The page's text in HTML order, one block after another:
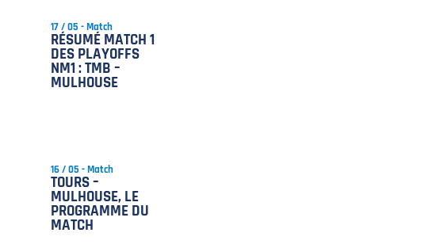
17 / 05 - Match
RÉSUMÉ MATCH 1
DES PLAYOFFS
NM1 : TMB –
MULHOUSE
16 / 05 - Match
TOURS –
MULHOUSE, LE
PROGRAMME DU
MATCH